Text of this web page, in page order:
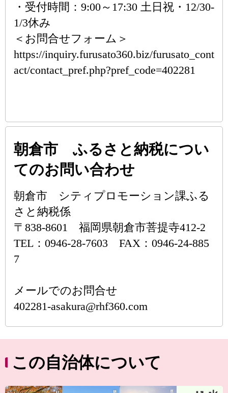
・受付時間：9:00～17:30 土日祝・12/30-
1/3休み
＜お問合せフォーム＞
https://inquiry.furusato360.biz/furusato_cont
act/contact_pref.php?pref_code=402281
朝倉市 ふるさと納税につい
てのお問い合わせ
朝倉市 シティプロモーション課ふる
さと納税係
〒838-8601 福岡県朝倉市菩提寺412-2
TEL：0946-28-7603 FAX：0946-24-885
7
メールでのお問合せ
402281-asakura@rhf360.com
この自治体について